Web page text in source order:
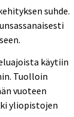
suhde.
käytiin
Tuolloin
vuoteen
yliopistojen